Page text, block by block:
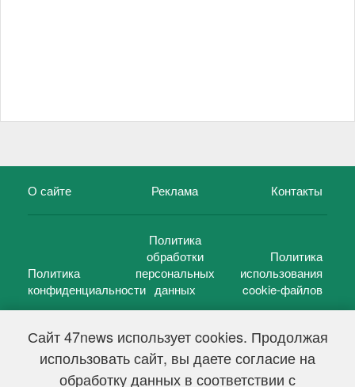
Сайт 47news использует cookies. Продолжая
использовать сайт, вы даете согласие на
обработку данных в соответствии с
О сайте Реклама Контакты
Политика
конфиденциальности
Политика
обработки
персональных
данных
Политика
использования
cookie-файлов
47 новостей (47 news)2005 — 2026 г.
Свидетельство о регистрации СМИ Эл № ФС 77-39848, выдано